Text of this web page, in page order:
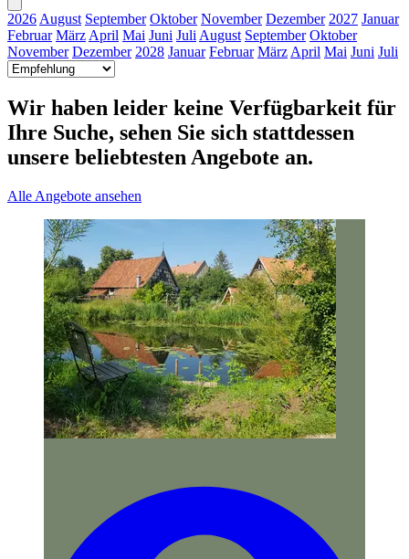
2026 August September Oktober November Dezember 2027 Januar
Februar März April Mai Juni Juli August September Oktober
November Dezember 2028 Januar Februar März April Mai Juni Juli
Wir haben leider keine Verfügbarkeit für
Ihre Suche, sehen Sie sich stattdessen
unsere beliebtesten Angebote an.
Alle Angebote ansehen